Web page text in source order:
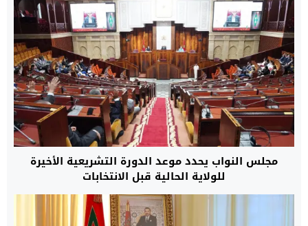
مجلس النواب يحدد موعد الدورة التشريعية الأخيرة
للولاية الحالية قبل الانتخابات